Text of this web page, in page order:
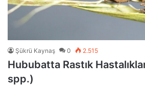
Şükrü Kaynaş 0 2.515
Hububatta Rastık
spp.)